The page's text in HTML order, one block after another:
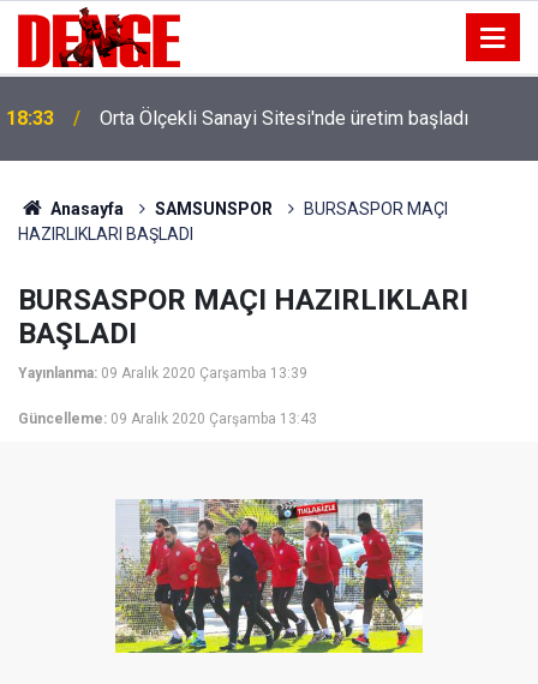
18:33 Orta Ölçekli Sanayi Sitesi'nde üretim başladı
Anasayfa SAMSUNSPOR
BURSASPOR MAÇI
HAZIRLIKLARI BAŞLADI
BURSASPOR MAÇI HAZIRLIKLARI
BAŞLADI
Yayınlanma: 09 Aralık 2020 Çarşamba 13:39
Güncelleme: 09 Aralık 2020 Çarşamba 13:43